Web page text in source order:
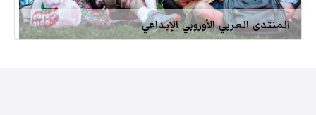
المنتدى العربي الأوروبي الإبداعي